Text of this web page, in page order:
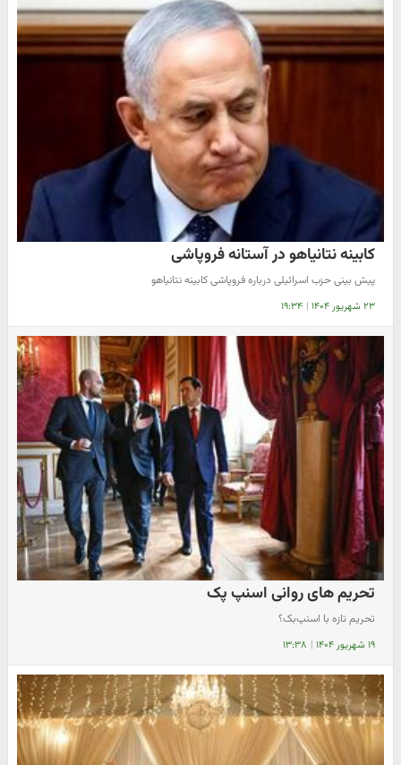
کابینه نتانیاهو در آستانه فروپاشی
پیش بینی حزب اسرائیلی درباره فروپاشی کابینه نتانیاهو
۲۳ شهریور ۱۴۰۴ | ۱۹:۳۴
تحریم های روانی اسنپ پک
تحریم تازه با اسنپ‌بک؟
۱۹ شهریور ۱۴۰۴ | ۱۳:۳۸